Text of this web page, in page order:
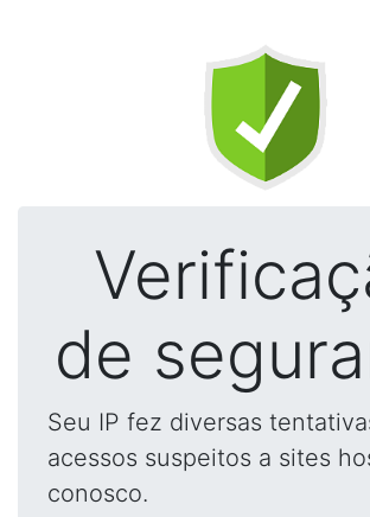
de
Seu IP fez diversas
acessos suspeitos a sites
conosco.